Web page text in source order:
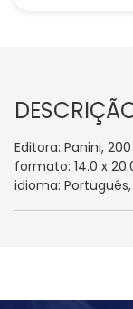
Editora: Panini,
formato: 14.0 x
idioma: